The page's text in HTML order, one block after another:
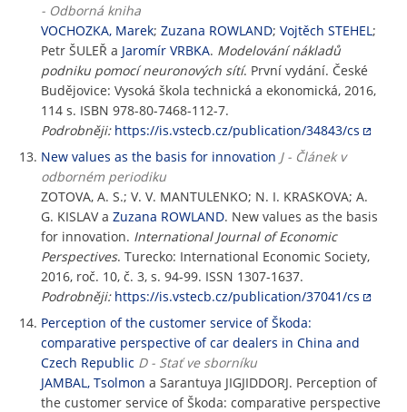
- Odborná kniha
VOCHOZKA, Marek; Zuzana ROWLAND; Vojtěch STEHEL ;
Petr ŠULEŘ a Jaromír VRBKA. Modelování nákladů
podniku pomocí neuronových sítí. První vydání. České
Budějovice: Vysoká škola technická a ekonomická, 2016,
114 s. ISBN 978-80-7468-112-7.
Podrobněji: https://is.vstecb.cz/publication/34843/cs
New values as the basis for innovation J - Článek v
odborném periodiku
ZOTOVA, A. S.; V. V. MANTULENKO; N. I. KRASKOVA; A.
G. KISLAV a Zuzana ROWLAND. New values as the basis
for innovation. International Journal of Economic
Perspectives. Turecko: International Economic Society,
2016, roč. 10, č. 3, s. 94-99. ISSN 1307-1637.
Podrobněji: https://is.vstecb.cz/publication/37041/cs
Perception of the customer service of Škoda:
comparative perspective of car dealers in China and
Czech Republic D - Stať ve sborníku
JAMBAL, Tsolmon a Sarantuya JIGJIDDORJ. Perception of
the customer service of Škoda: comparative perspective